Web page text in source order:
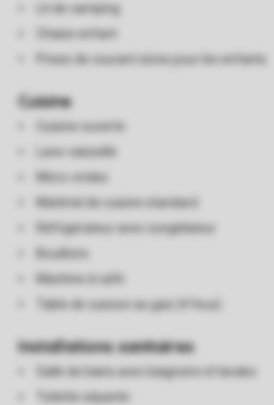
Lit de camping
Chaise enfant
Prises de courant sûres pour les enfants
Cuisine
Cuisine ouverte
Lave-vaisselle
Micro-ondes
Matériel de cuisine standard
Réfrigérateur avec congélateur
Bouilloire
Machine à café
Table de cuisson au gaz (4 feux)
Installations sanitaires
Salle de bains avec baignoire et lavabo
Toilette séparée